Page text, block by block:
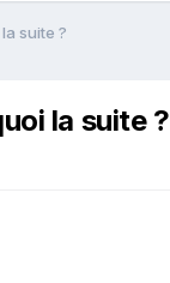
suite ?
la suite ?